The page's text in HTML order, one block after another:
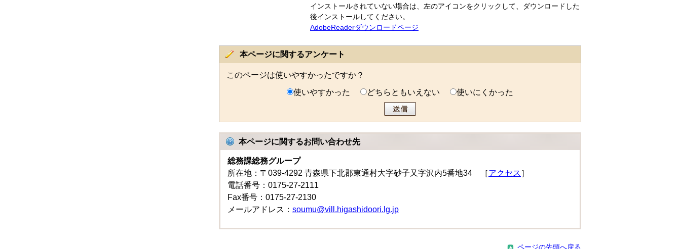
インストールされていない場合は、左のアイコンをクリックして、ダウンロードした
後インストールしてください。
AdobeReaderダウンロードページ
本ページに関するアンケート
このページは使いやすかったですか？
使いやすかった
どちらともいえない 使いにくかった
本ページに関するお問い合わせ先
総務課総務グループ
所在地：〒039-4292 青森県下北郡東通村大字砂子又字沢内5番地34 ［アクセス ］
電話番号：0175-27-2111
Fax番号：0175-27-2130
メールアドレス： soumu@vill.higashidoori.lg.jp
ページの先頭へ戻る